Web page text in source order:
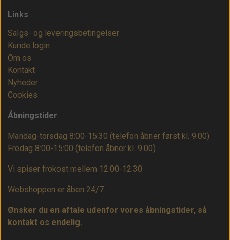
Links
Salgs- og leveringsbetingelser
Kunde login
Om os
Kontakt
Nyheder
Cookies
Åbningstider
Mandag-torsdag 8:00-15:30 (telefon åbner først kl. 9.00)
Fredag 8:00-15:00 (telefon åbner kl. 9.00)
Vi spiser frokost mellem 12.00-12.30.
Webshoppen er åben 24/7.
Ønsker du en aftale udenfor vores åbningstider, så
kontakt os endelig.